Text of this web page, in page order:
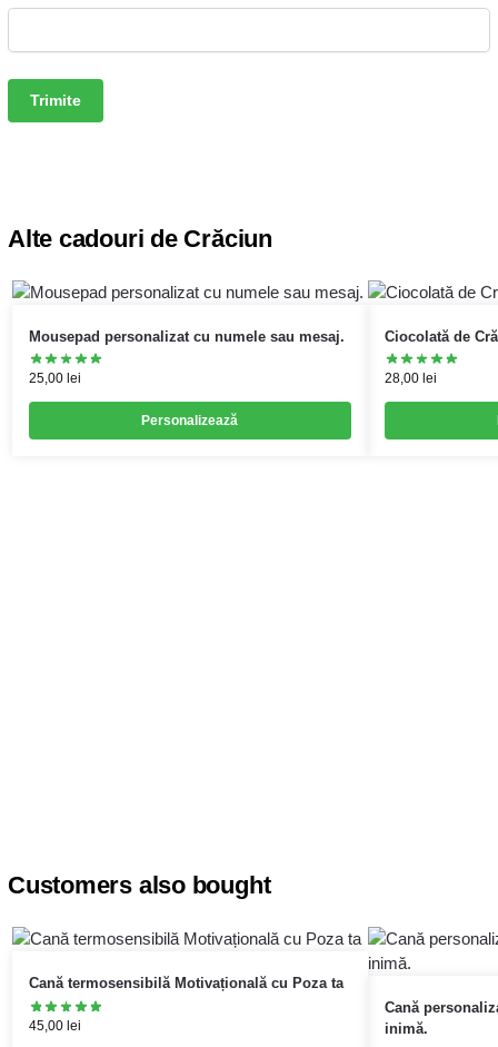
Alte cadouri de Crăciun
Mousepad personalizat cu numele sau mesaj.
25,00 lei
Personalizează
Ciocolată de
28,00 lei
Customers also bought
Cană termosensibilă Motivațională cu Poza ta
45,00 lei
Cană
inimă.